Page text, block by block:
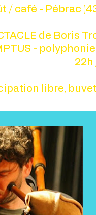
/ café - Pébrac
de Boris
-
22h
libre,